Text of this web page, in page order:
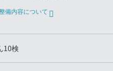
備内容について
10検